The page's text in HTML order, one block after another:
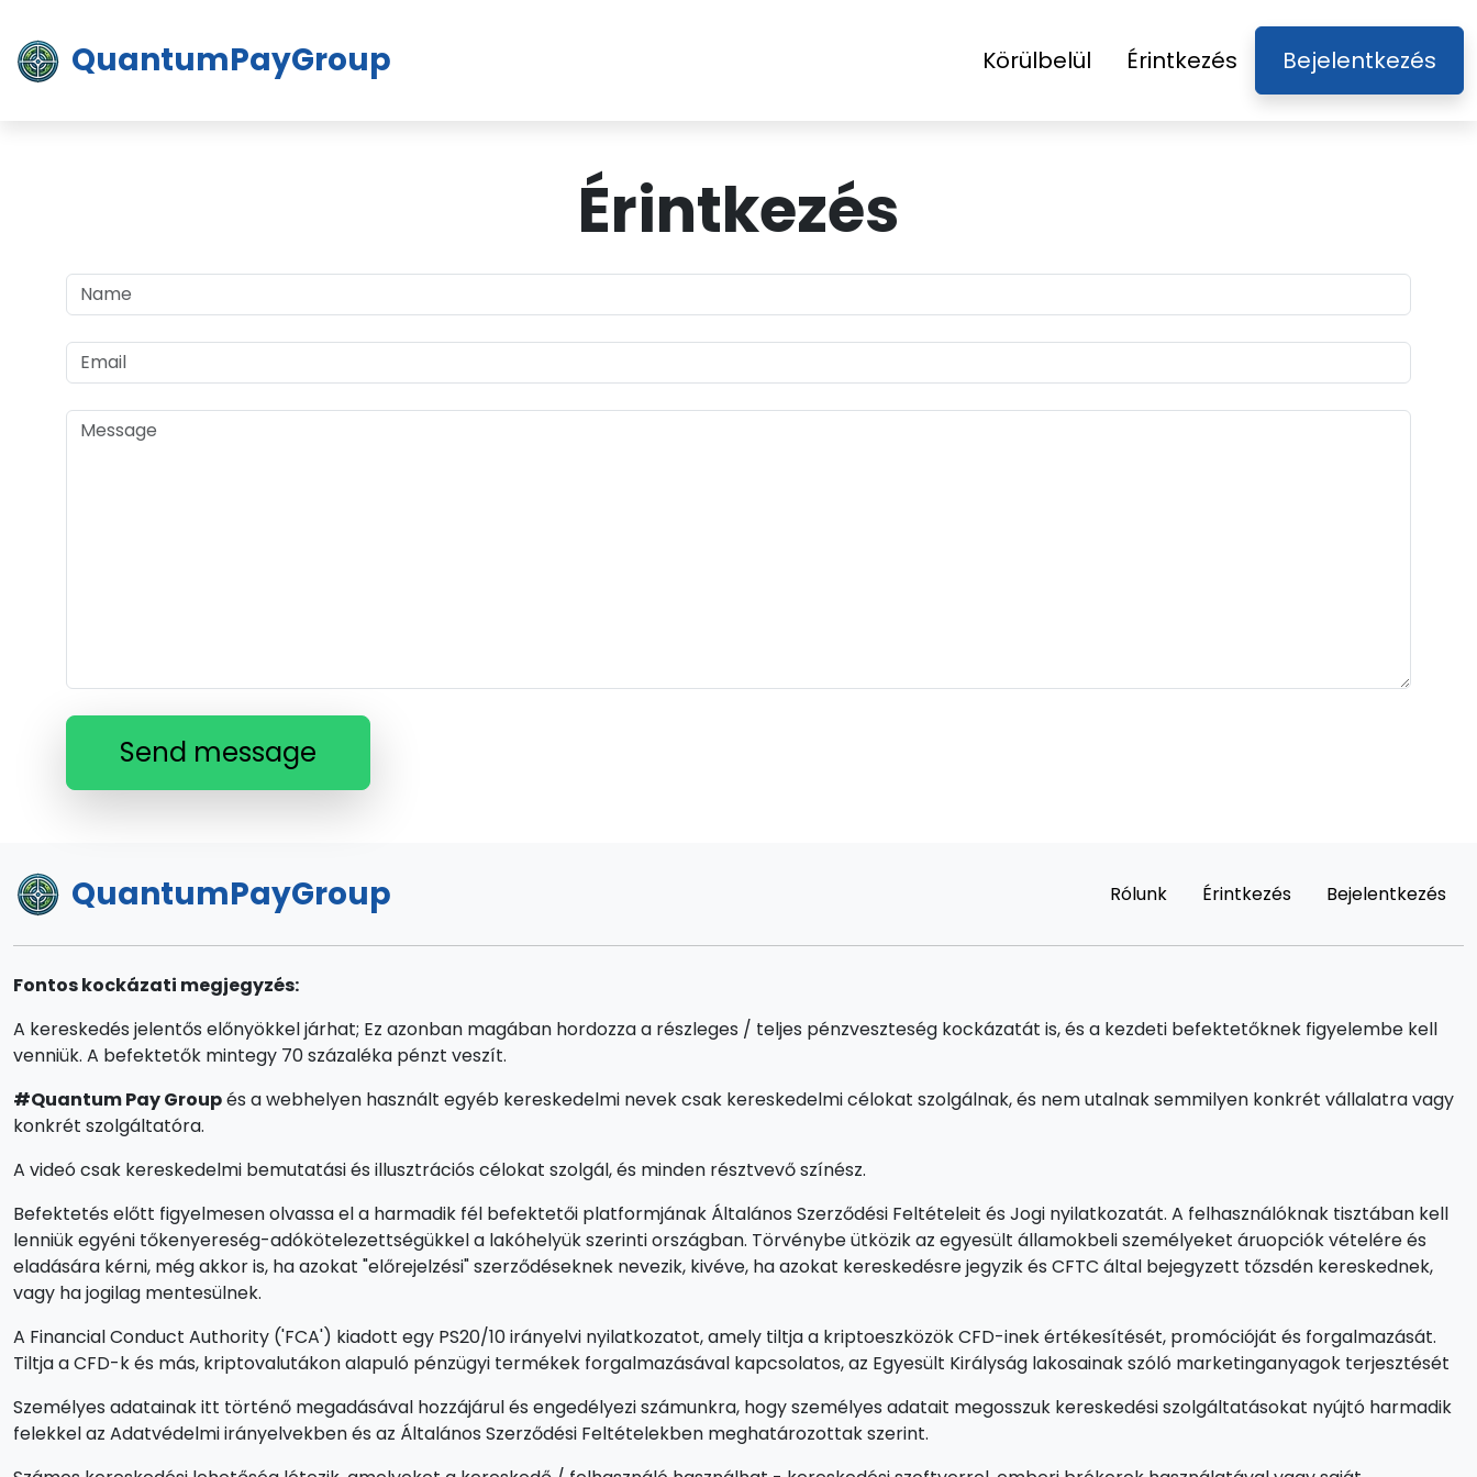
QuantumPayGroup Körülbelül Érintkezés Bejelentkezés
Érintkezés
Send message
QuantumPayGroup Rólunk Érintkezés Bejelentkezés
Fontos kockázati megjegyzés:
A kereskedés jelentős előnyökkel járhat; Ez azonban magában hordozza a részleges / teljes pénzveszteség kockázatát is, és a kezdeti befektetőknek figyelembe kell
venniük. A befektetők mintegy 70 százaléka pénzt veszít.
#Quantum Pay Groupés a webhelyen használt egyéb kereskedelmi nevek csak kereskedelmi célokat szolgálnak, és nem utalnak semmilyen konkrét vállalatra vagy
konkrét szolgáltatóra.
A videó csak kereskedelmi bemutatási és illusztrációs célokat szolgál, és minden résztvevő színész.
Befektetés előtt figyelmesen olvassa el a harmadik fél befektetői platformjának Általános Szerződési Feltételeit és Jogi nyilatkozatát. A felhasználóknak tisztában kell
lenniük egyéni tőkenyereség-adókötelezettségükkel a lakóhelyük szerinti országban. Törvénybe ütközik az egyesült államokbeli személyeket áruopciók vételére és
eladására kérni, még akkor is, ha azokat "előrejelzési" szerződéseknek nevezik, kivéve, ha azokat kereskedésre jegyzik és CFTC által bejegyzett tőzsdén kereskednek,
vagy ha jogilag mentesülnek.
A Financial Conduct Authority ('FCA') kiadott egy PS20/10 irányelvi nyilatkozatot, amely tiltja a kriptoeszközök CFD-inek értékesítését, promócióját és forgalmazását.
Tiltja a CFD-k és más, kriptovalutákon alapuló pénzügyi termékek forgalmazásával kapcsolatos, az Egyesült Királyság lakosainak szóló marketinganyagok terjesztését
Személyes adatainak itt történő megadásával hozzájárul és engedélyezi számunkra, hogy személyes adatait megosszuk kereskedési szolgáltatásokat nyújtó harmadik
felekkel az Adatvédelmi irányelvekben és az Általános Szerződési Feltételekben meghatározottak szerint.